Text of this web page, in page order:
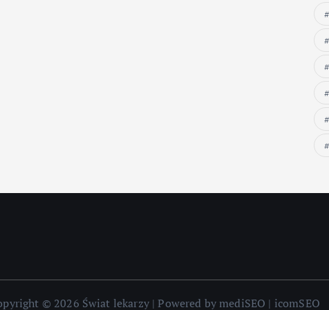
© 2026 Świat lekarzy | Powered by mediSEO | icomSEO